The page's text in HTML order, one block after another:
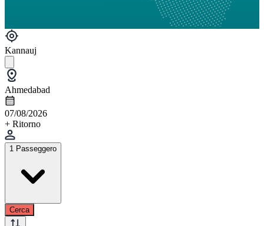
Kannauj
Ahmedabad
07/08/2026
+ Ritorno
1 Passeggero
Cerca